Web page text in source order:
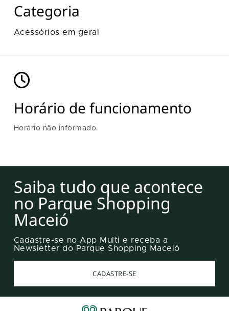
Horário de funcionamento
Horário não informado.
Categoria
Acessórios em geral
Saiba tudo que acontece
no Parque Shopping
Maceió
Cadastre-se no App Multi e receba a
Newsletter do Parque Shopping Maceió
CADASTRE-SE